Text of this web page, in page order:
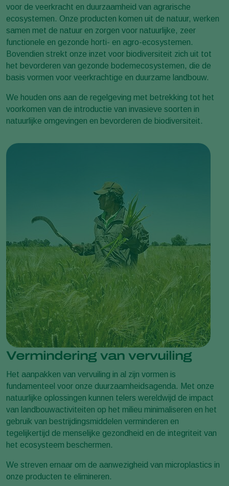
voor de veerkracht en duurzaamheid van agrarische
ecosystemen. Onze producten komen uit de natuur, werken
samen met de natuur en zorgen voor natuurlijke, zeer
functionele en gezonde horti- en agro-ecosystemen.
Bovendien strekt onze inzet voor biodiversiteit zich uit tot
het bevorderen van gezonde bodemecosystemen, die de
basis vormen voor veerkrachtige en duurzame landbouw.
We houden ons aan de regelgeving met betrekking tot het
voorkomen van de introductie van invasieve soorten in
natuurlijke omgevingen en bevorderen de biodiversiteit.
Vermindering van vervuiling
Het aanpakken van vervuiling in al zijn vormen is
fundamenteel voor onze duurzaamheidsagenda. Met onze
natuurlijke oplossingen kunnen telers wereldwijd de impact
van landbouwactiviteiten op het milieu minimaliseren en het
gebruik van bestrijdingsmiddelen verminderen en
tegelijkertijd de menselijke gezondheid en de integriteit van
het ecosysteem beschermen.
We streven ernaar om de aanwezigheid van microplastics in
onze producten te elimineren.